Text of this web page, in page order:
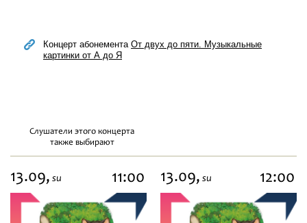
Концерт абонемента От двух до пяти. Музыкальные
картинки от А до Я
Слушатели этого концерта
также выбирают
13.09, su 11:00 13.09, su 12:00